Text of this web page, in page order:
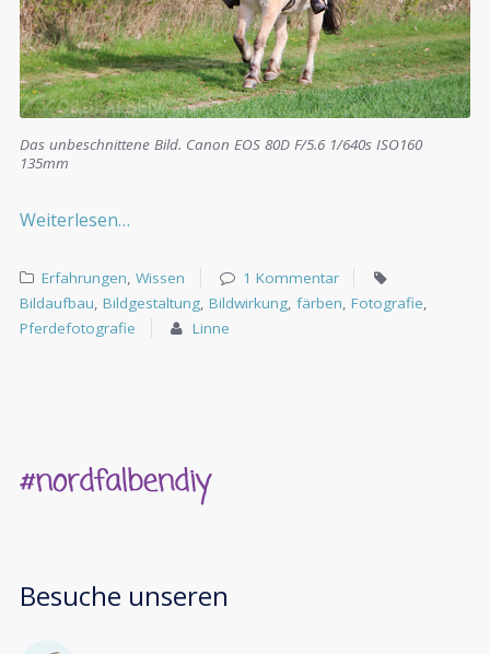
Das unbeschnittene Bild. Canon EOS 80D F/5.6 1/640s ISO160
135mm
Weiterlesen…
Erfahrungen,Wissen
1 Kommentar
Bildaufbau, Bildgestaltung, Bildwirkung, färben, Fotografie,
Pferdefotografie
Linne
Besuche unseren